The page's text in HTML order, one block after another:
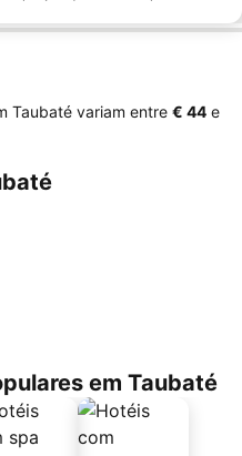
Taubaté variam entre ‎€ 44 e
em Taubaté